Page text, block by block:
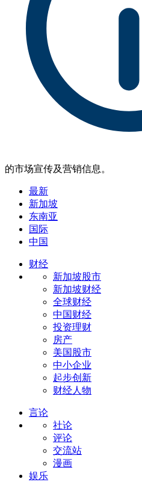
的市场宣传及营销信息。
最新
新加坡
东南亚
国际
中国
财经
新加坡股市
新加坡财经
全球财经
中国财经
投资理财
房产
美国股市
中小企业
起步创新
财经人物
言论
社论
评论
交流站
漫画
娱乐